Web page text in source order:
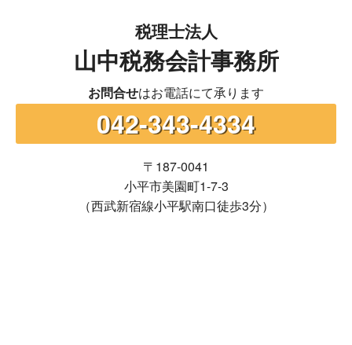
税理士法人
山中税務会計事務所
お問合せはお電話にて承ります
042-343-4334
〒187-0041
小平市美園町1-7-3
（西武新宿線小平駅南口徒歩3分）